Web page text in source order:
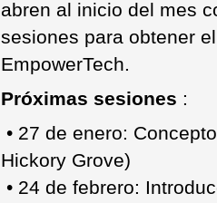
abren al inicio del mes
sesiones para obtener
EmpowerTech.
Próximas sesiones :
• 27 de enero:
Hickory Grove)
• 24 de febrero: